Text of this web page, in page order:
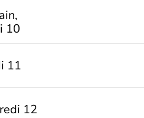
10
11
12